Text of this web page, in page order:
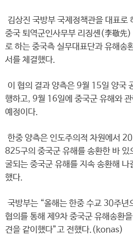
김상진 국방부 국제정책관을 대표로
중국 퇴역군인사무부 리징셴(李敬先
로 하는 중국측 실무대표단과 유해송
서를 체결했다.
이 협의 결과 양측은 9월 15일 양국
행하고, 9월 16일에 중국군 유해와
예정이다.
한중 양측은 인도주의적 차원에서
825구의 중국군 유해를 송환한 바 있
굴되는 중국군 유해를 지속 송환해 나
했다.
국방부는 “올해는 한중 수교 30주년
협의를 통해 제9차 중국군 유해송환
견을 같이했다”고 전했다.(konas)